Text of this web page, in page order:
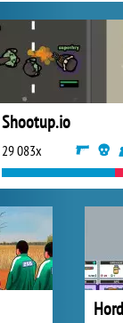
Shootup.io
29 083x